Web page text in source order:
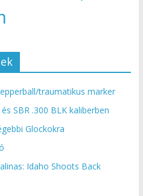
traumatikus marker
SBR .300 BLK kaliberben
Glockokra
Idaho Shoots Back